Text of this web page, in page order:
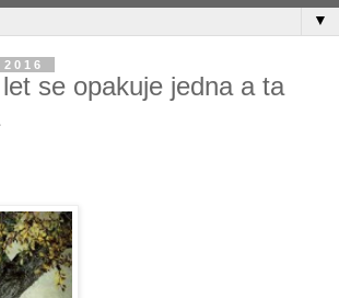
▼
se opakuje jedna a ta